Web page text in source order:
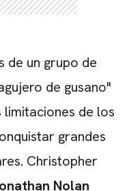
de un grupo de
de gusano"
de los
grandes
Christopher
Nolan